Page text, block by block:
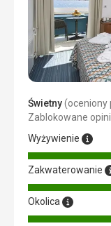
Świetny(oceniony
Zablokowane
Wyżywienie
Zakwaterowanie
Okolica